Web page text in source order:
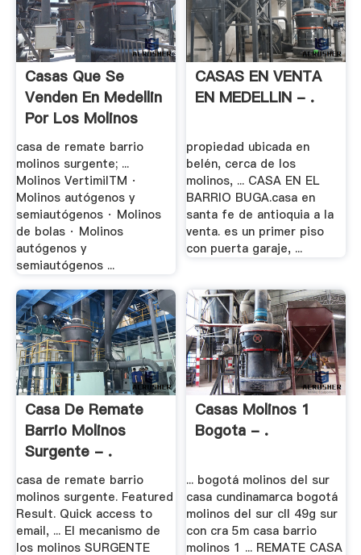
Casas Que Se
Venden En Medellin
Por Los Molinos
casa de remate barrio
molinos surgente; ...
Molinos VertimilTM ·
Molinos autógenos y
semiautógenos · Molinos
de bolas · Molinos
autógenos y
semiautógenos ...
CASAS EN VENTA
EN MEDELLIN - .
propiedad ubicada en
belén, cerca de los
molinos, ... CASA EN EL
BARRIO BUGA.casa en
santa fe de antioquia a la
venta. es un primer piso
con puerta garaje, ...
Casa De Remate
Barrio Molinos
Surgente - .
casa de remate barrio
molinos surgente. Featured
Result. Quick access to
email, ... El mecanismo de
los molinos SURGENTE
Casas Molinos 1
Bogota - .
... bogotá molinos del sur
casa cundinamarca bogotá
molinos del sur cll 49g sur
con cra 5m casa barrio
molinos 1 ... REMATE CASA